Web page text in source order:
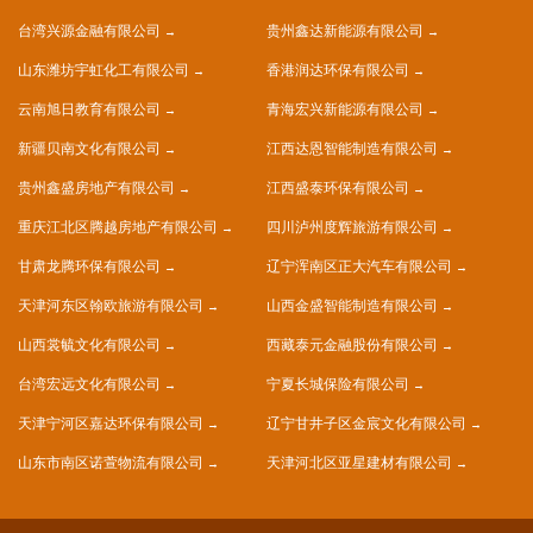
台湾兴源金融有限公司 贵州鑫达新能源有限公司
山东潍坊宇虹化工有限公司 香港润达环保有限公司
云南旭日教育有限公司 青海宏兴新能源有限公司
新疆贝南文化有限公司 江西达恩智能制造有限公司
贵州鑫盛房地产有限公司 江西盛泰环保有限公司
重庆江北区腾越房地产有限公司 四川泸州度辉旅游有限公司
甘肃龙腾环保有限公司 辽宁浑南区正大汽车有限公司
天津河东区翰欧旅游有限公司 山西金盛智能制造有限公司
山西裳毓文化有限公司 西藏泰元金融股份有限公司
台湾宏远文化有限公司 宁夏长城保险有限公司
天津宁河区嘉达环保有限公司 辽宁甘井子区金宸文化有限公司
山东市南区诺萱物流有限公司 天津河北区亚星建材有限公司